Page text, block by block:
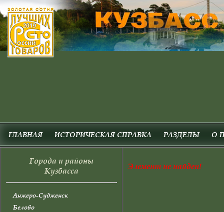
ГЛАВНАЯ ИСТОРИЧЕСКАЯ СПРАВКА РАЗДЕЛЫ О
Города и районы
Кузбасса
Анжеро-Судженск
Белово
Элемент не найден!